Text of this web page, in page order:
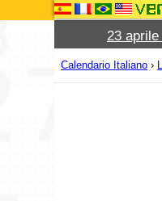
23 aprile
Calendario Italiano ›